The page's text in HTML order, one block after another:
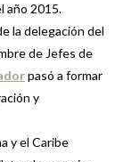
año 2015.
la delegación del
de Jefes de
pasó a formar
y
y el Caribe